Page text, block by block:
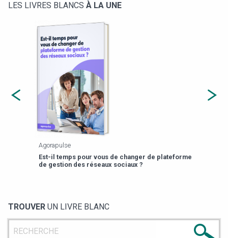
LES LIVRES BLANCS À LA UNE
Agorapulse
Est-il temps pour vous de changer de plateforme
de gestion des réseaux sociaux ?
TROUVER UN LIVRE BLANC